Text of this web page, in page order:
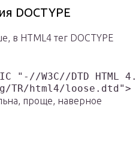
DOCTYPE
в HTML4 тег DOCTYPE
"-//W3C//DTD
проще, наверное